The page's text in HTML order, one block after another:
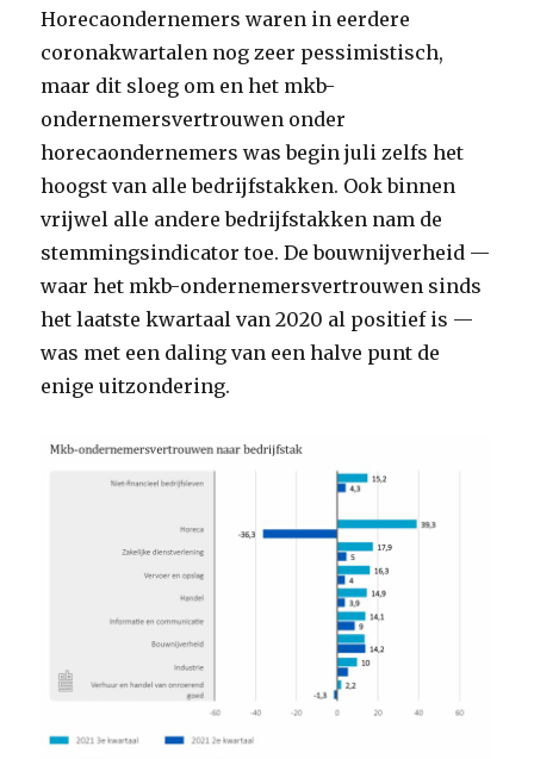
Horecaondernemers waren in eerdere
coronakwartalen nog zeer pessimistisch,
maar dit sloeg om en het mkb-
ondernemersvertrouwen onder
horecaondernemers was begin juli zelfs het
hoogst van alle bedrijfstakken. Ook binnen
vrijwel alle andere bedrijfstakken nam de
stemmingsindicator toe. De bouwnijverheid —
waar het mkb-ondernemersvertrouwen sinds
het laatste kwartaal van 2020 al positief is —
was met een daling van een halve punt de
enige uitzondering.